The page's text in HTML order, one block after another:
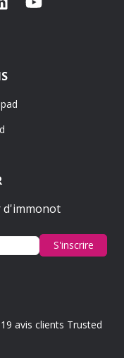
d'immonot
S'inscrire
avis clients Trusted